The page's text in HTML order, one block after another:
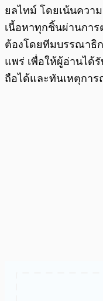
ยลไทม์ โดยเน้นควา
เนื้อหาทุกชิ้นผ่านกา
ต้องโดยทีมบรรณาธิก
แพร่ เพื่อให้ผู้อ่านได้
ถือได้และทันเหตุกา